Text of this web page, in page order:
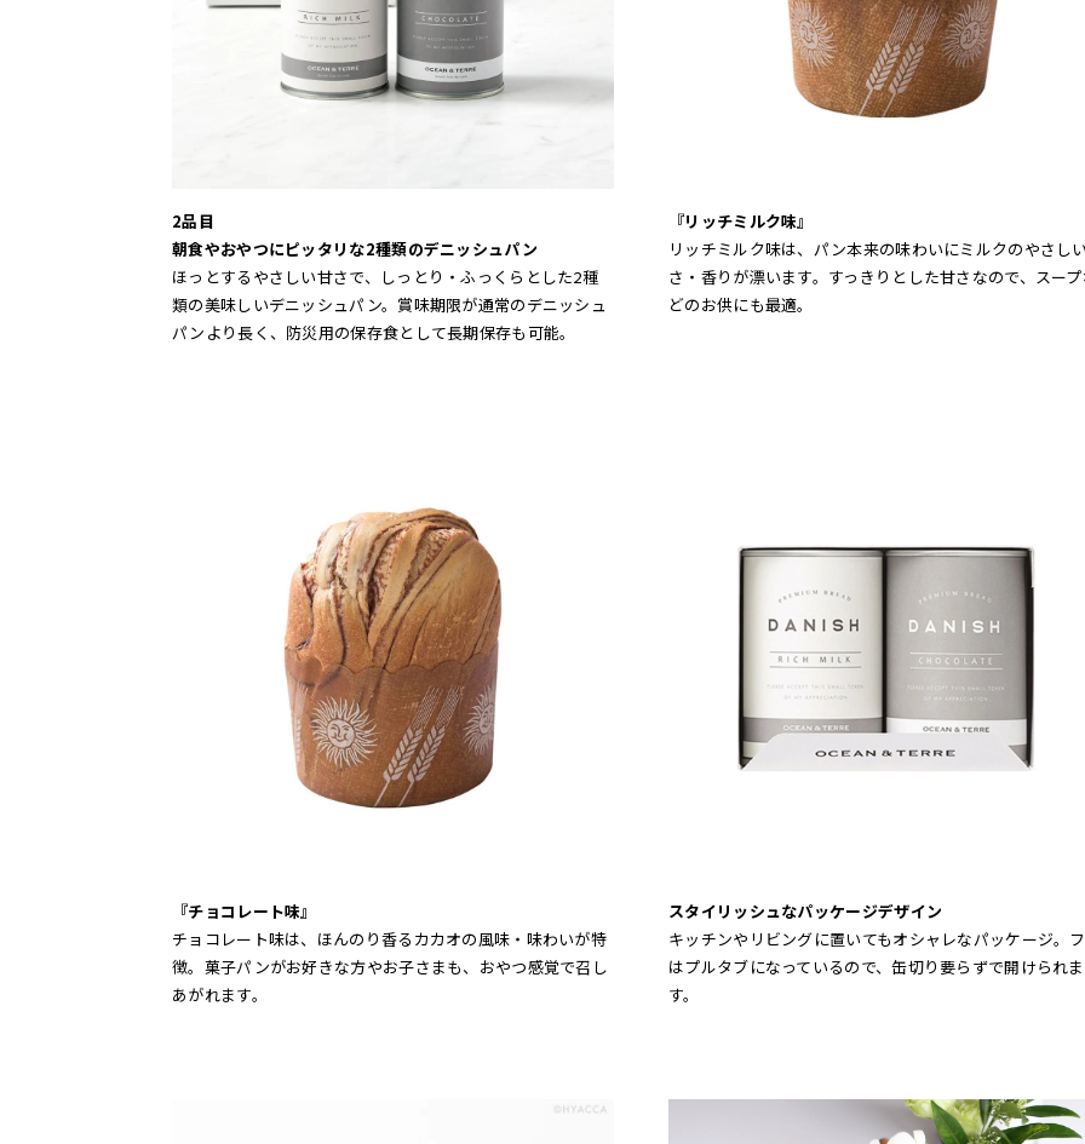
2品目
朝食やおやつにピッタリな2種類のデニッシュパン
ほっとするやさしい甘さで、しっとり・ふっくらとした2種
類の美味しいデニッシュパン。賞味期限が通常のデニッシュ
パンより長く、防災用の保存食として長期保存も可能。
『リッチミルク味』
リッチミルク味は、パン本来の味わいにミルクのやさし
さ・香りが漂います。すっきりとした甘さなので、スー
どのお供にも最適。
『チョコレート味』
チョコレート味は、ほんのり香るカカオの風味・味わいが特
徴。菓子パンがお好きな方やお子さまも、おやつ感覚で召し
あがれます。
スタイリッシュなパッケージデザイン
キッチンやリビングに置いてもオシャレなパッケージ。
はプルタブになっているので、缶切り要らずで開けられま
す。